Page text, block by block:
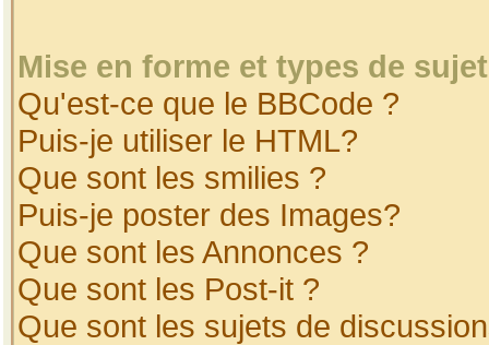
Mise en forme et types de
Qu'est-ce que le BBCode ?
Puis-je utiliser le HTML?
Que sont les smilies ?
Puis-je poster des Images?
Que sont les Annonces ?
Que sont les Post-it ?
Que sont les sujets de